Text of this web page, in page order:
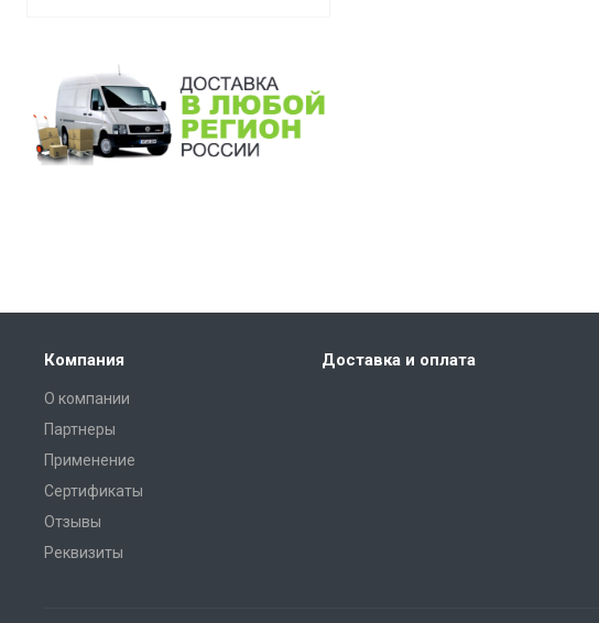
Компания
О компании
Партнеры
Применение
Сертификаты
Отзывы
Реквизиты
Доставка и оплата